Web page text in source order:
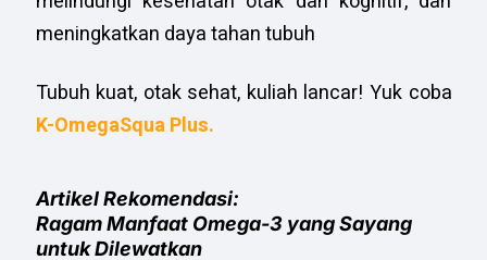
meningkatkan daya tahan tubuh
Tubuh kuat, otak sehat, kuliah lancar! Yuk coba
K-OmegaSqua Plus.
Artikel Rekomendasi:
Ragam Manfaat Omega-3 yang Sayang
untuk Dilewatkan